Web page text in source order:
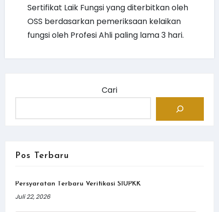
Sertifikat Laik Fungsi yang diterbitkan oleh
OSS berdasarkan pemeriksaan kelaikan
fungsi oleh Profesi Ahli paling lama 3 hari.
Cari
Pos Terbaru
Persyaratan Terbaru Verifikasi SIUPKK
Juli 22, 2026